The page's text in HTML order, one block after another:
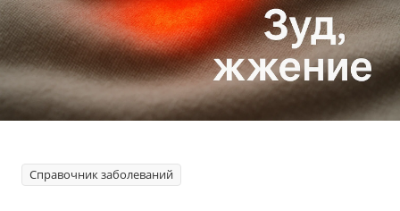
Справочник заболеваний